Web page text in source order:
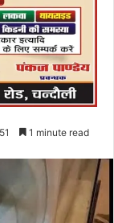
1 minute read